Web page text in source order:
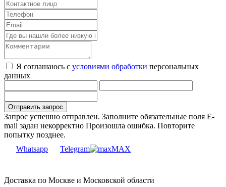
Я соглашаюсь с условиями обработки персональных
данных
Запрос успешно отправлен. Заполните обязательные поля E-
mail задан некорректно Произошла ошибка. Повторите
попытку позднее.
Whatsapp
Telegram MAX
Доставка по Москве и Московской области